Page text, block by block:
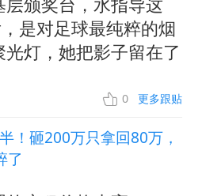
是对足球最纯粹的烟
灯，她把影子留在了
0 更多跟贴
！砸200万只拿回80万，
了